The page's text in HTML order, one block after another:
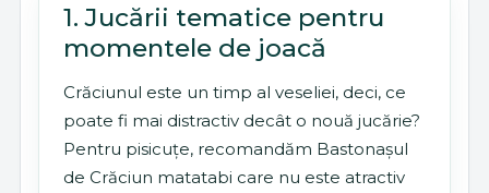
1. Jucării tematice pentru
momentele de joacă
Crăciunul este un timp al veseliei, deci, ce
poate fi mai distractiv decât o nouă jucărie?
Pentru pisicuțe, recomandăm Bastonașul
de Crăciun matatabi care nu este atractiv